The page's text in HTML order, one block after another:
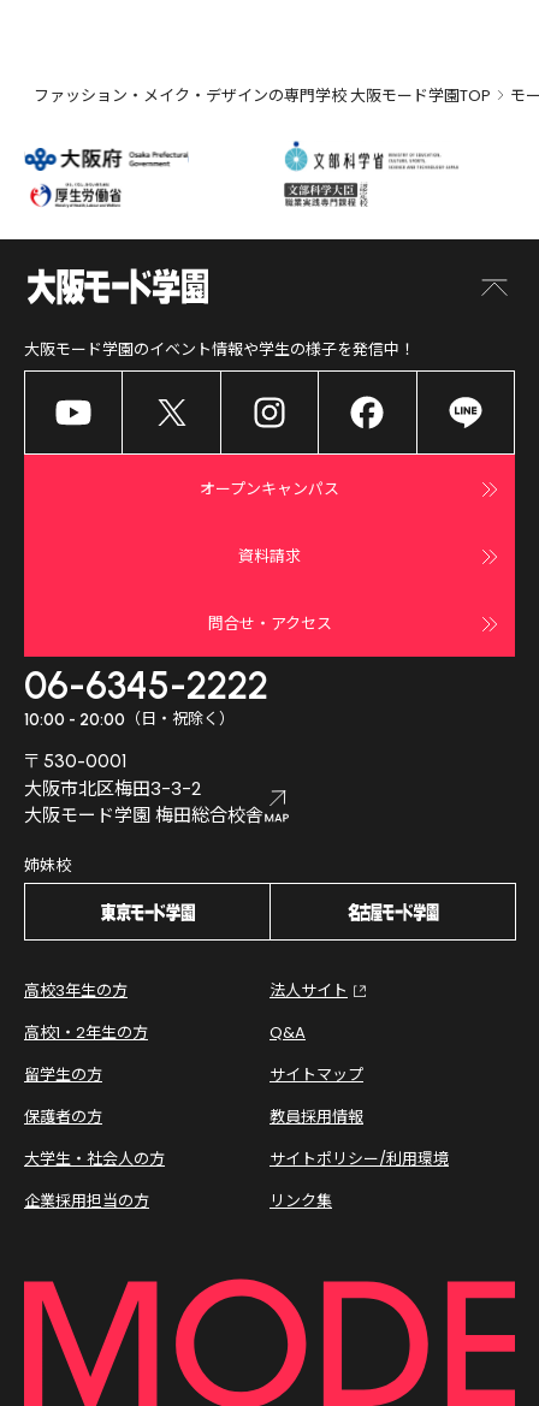
ファッション・メイク・デザインの専門学校 大阪モード学園TOP モ
大阪モード学園のイベント情報や学生の様子を発信中！
オープンキャンパス
資料請求
問合せ・アクセス
06-6345-2222
10:00 - 20:00 （日・祝除く）
〒530-0001
大阪市北区梅田3-3-2
大阪モード学園 梅田総合校舎
姉妹校
高校3年生の方
高校1・2年生の方
留学生の方
保護者の方
大学生・社会人の方
企業採用担当の方
法人サイト
Q&A
サイトマップ
教員採用情報
サイトポリシー/利用環境
リンク集